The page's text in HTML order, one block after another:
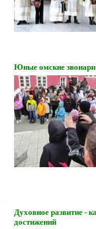
Юные омские звонари
Духовное развитие -
достижений